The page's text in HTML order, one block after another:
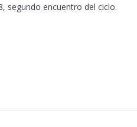
segundo encuentro del ciclo.